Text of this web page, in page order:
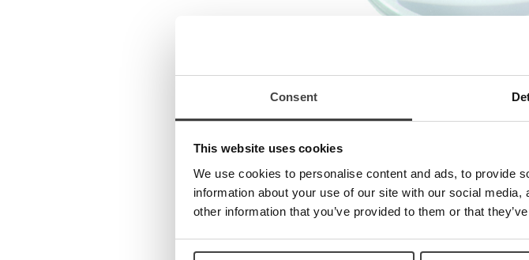
Consent
This website uses cookies
We use cookies to personalise content and ads, to provide
information about your use of our site with our social
other information that you’ve provided to them or that
Gamle brukerveiledninger
Linse til Eschenbach Labo-clip mono 4x
Arbeidsavstand: 55mm